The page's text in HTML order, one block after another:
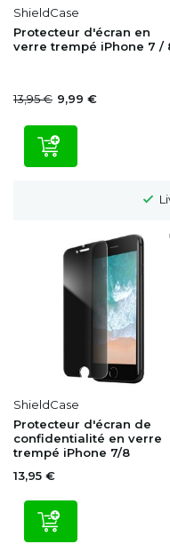
ShieldCase
Protecteur d'écran en
verre trempé iPhone 7 /
13,95 € 9,99 €
ShieldCase
Protecteur d'écran de
confidentialité en verre
trempé iPhone 7/8
13,95 €